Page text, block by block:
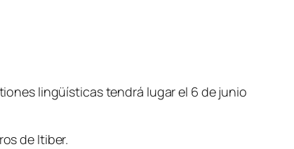
lingüísticas tendrá lugar el 6 de junio
de Itiber.